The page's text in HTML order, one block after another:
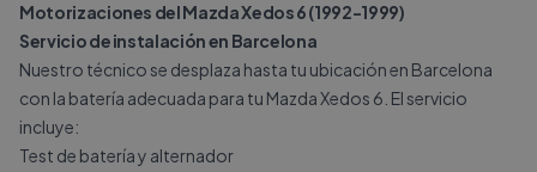
Motorizaciones del Mazda Xedos 6 (1992-1999)
Servicio de instalación en Barcelona
Nuestro técnico se desplaza hasta tu ubicación en Barcelona
con la batería adecuada para tu Mazda Xedos 6. El servicio
incluye:
Test de batería y alternador